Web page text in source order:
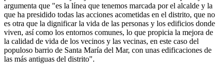
argumenta que "es la línea que tenemos marcada por el alcalde y la
que ha presidido todas las acciones acometidas en el distrito, que no
es otra que la dignificar la vida de las personas y los edificios donde
viven, así como los entornos comunes, lo que propicia la mejora de
la calidad de vida de los vecinos y las vecinas, en este caso del
populoso barrio de Santa María del Mar, con unas edificaciones de
las más antiguas del distrito".